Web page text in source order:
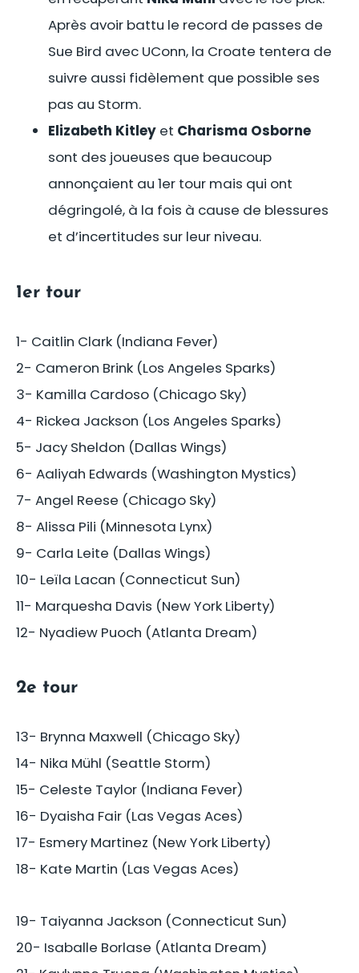
Après avoir battu le record de passes de
Sue Bird avec UConn, la Croate tentera de
suivre aussi fidèlement que possible ses
pas au Storm.
Elizabeth Kitley et Charisma Osborne
sont des joueuses que beaucoup
annonçaient au 1er tour mais qui ont
dégringolé, à la fois à cause de blessures
et d’incertitudes sur leur niveau.
1er tour
1- Caitlin Clark (Indiana Fever)
2- Cameron Brink (Los Angeles Sparks)
3- Kamilla Cardoso (Chicago Sky)
4- Rickea Jackson (Los Angeles Sparks)
5- Jacy Sheldon (Dallas Wings)
6- Aaliyah Edwards (Washington Mystics)
7- Angel Reese (Chicago Sky)
8- Alissa Pili (Minnesota Lynx)
9- Carla Leite (Dallas Wings)
10- Leïla Lacan (Connecticut Sun)
11- Marquesha Davis (New York Liberty)
12- Nyadiew Puoch (Atlanta Dream)
2e tour
13- Brynna Maxwell (Chicago Sky)
14- Nika Mühl (Seattle Storm)
15- Celeste Taylor (Indiana Fever)
16- Dyaisha Fair (Las Vegas Aces)
17- Esmery Martinez (New York Liberty)
18- Kate Martin (Las Vegas Aces)
19- Taiyanna Jackson (Connecticut Sun)
20- Isaballe Borlase (Atlanta Dream)